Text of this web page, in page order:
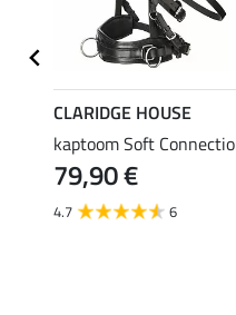
CLARIDGE HOUSE
kaptoom Soft
79,90 €
4.7 6